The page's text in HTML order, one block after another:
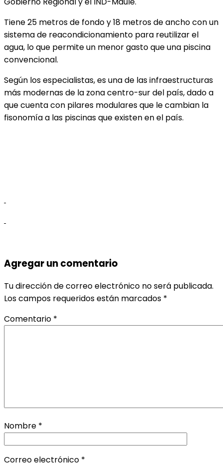
Tiene 25 metros de fondo y 18 metros de ancho con un
sistema de reacondicionamiento para reutilizar el
agua, lo que permite un menor gasto que una piscina
convencional.
Según los especialistas, es una de las infraestructuras
más modernas de la zona centro-sur del país, dado a
que cuenta con pilares modulares que le cambian la
fisonomía a las piscinas que existen en el país.
Agregar un comentario
Tu dirección de correo electrónico no será publicada.
Los campos requeridos están marcados *
Comentario *
Nombre *
Correo electrónico *